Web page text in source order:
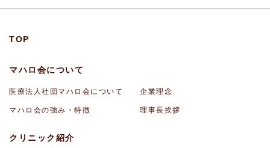
TOP
マハロ会について
医療法人社団マハロ会について 企業理念
マハロ会の強み・特徴 理事長挨拶
クリニック紹介